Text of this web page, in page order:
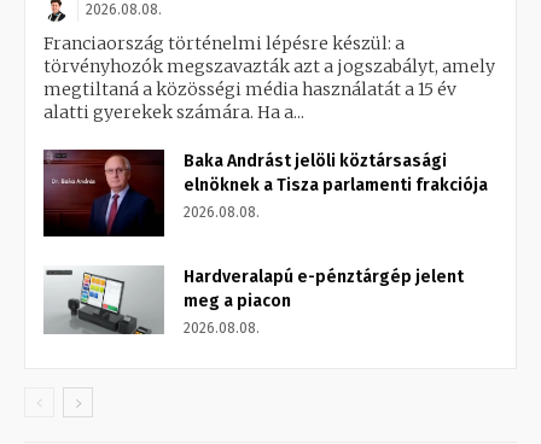
2026.08.08.
Franciaország történelmi lépésre készül: a
törvényhozók megszavazták azt a jogszabályt, amely
megtiltaná a közösségi média használatát a 15 év
alatti gyerekek számára. Ha a...
Baka Andrást jelöli köztársasági
elnöknek a Tisza parlamenti frakciója
2026.08.08.
Hardveralapú e-pénztárgép jelent
meg a piacon
2026.08.08.